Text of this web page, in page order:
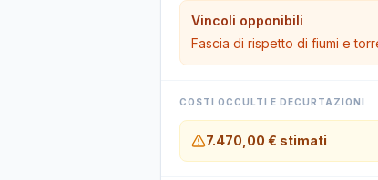
Vincoli opponibili
Fascia di rispetto di fiumi e
COSTI OCCULTI E DECURTAZIONI
7.470,00 € stimati